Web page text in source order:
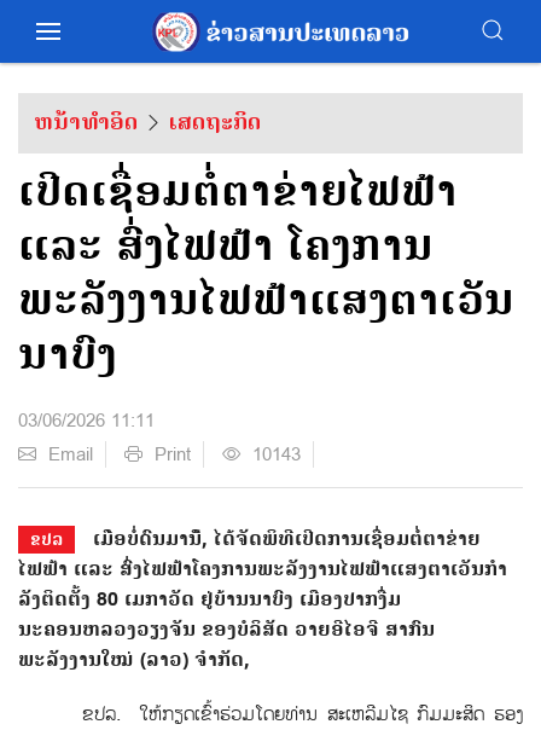
ຫນ້າທຳອິດ ເສດຖະກິດ
ເປີດເຊື່ອມຕໍ່ຕາຂ່າຍໄຟຟ້າ
ແລະ ສົ່ງໄຟຟ້າ ໂຄງການ
ພະລັງງານໄຟຟ້າແສງຕາເວັນ
ນາບົງ
03/06/2026 11:11
Email
Print 10143
ຂປລ
ເມ່ືອບ່ໍດົນມານ້ີ, ໄດ້ຈັດພິທີເປີດການເຊື່ອມຕໍ່ຕາຂ່າຍ
ໄຟຟ້າ ແລະ ສົ່ງໄຟຟ້າໂຄງການພະລັງງານໄຟຟ້າແສງຕາເວັນກໍາ
ລັງຕິດຕັ້ງ 80 ເມກາວັດ ຢູ່ບ້ານນາບົງ ເມືອງປາກງື່ມ
ນະຄອນຫລວງວຽງຈັນ ຂອງບໍລິສັດ ວາຍອີໄອຈີ ສາກົນ
ພະລັງງານໃໝ່ (ລາວ) ຈຳກັດ,
ຂປລ. ໃຫ້ກຽດເຂົ້າຮ່ວມໂດຍທ່ານ ສະເຫລີມໄຊ ກົມມະສິດ ຮອງ